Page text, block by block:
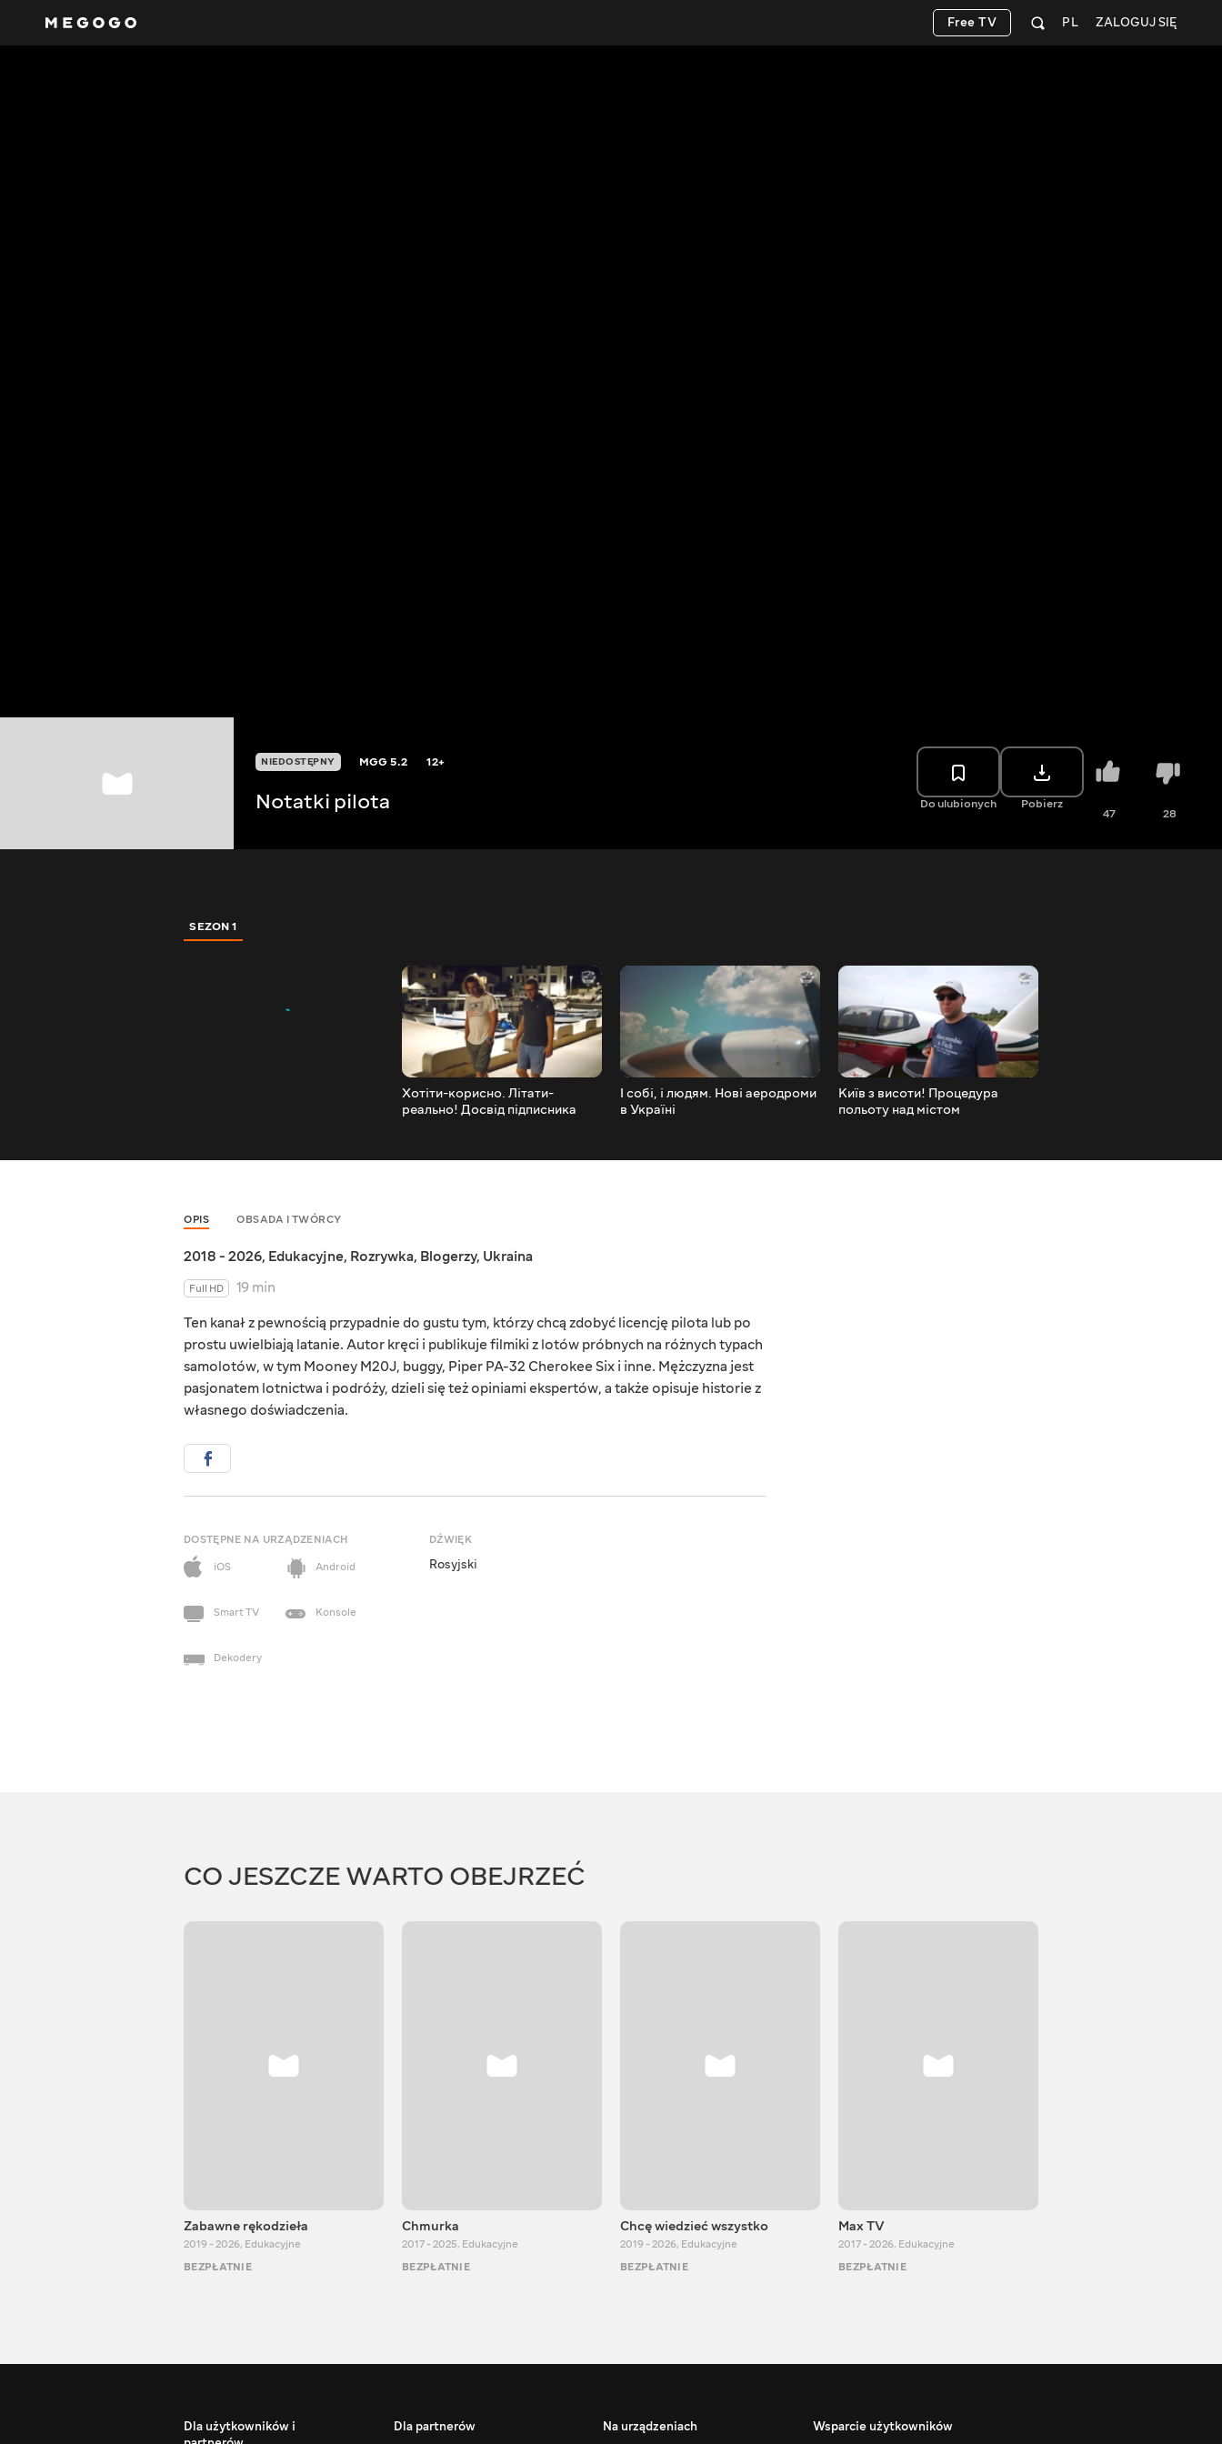
ZALOGUJ SIĘ
PL
Free TV
NIEDOSTĘPNY MGG5.2 12+
Notatki pilota Do ulubionych Pobierz
47 28
SEZON 1
Хотіти-корисно. Літати-
реально! Досвід підписника
І собі, і людям. Нові аеродроми
в Україні
Київ з висоти! Процедура
польоту над містом
OPIS OBSADA I TWÓRCY
2018 - 2026, Edukacyjne, Rozrywka, Blogerzy, Ukraina
Full HD
19 min
Ten kanał z pewnością przypadnie do gustu tym, którzy chcą zdobyć licencję pilota lub po
prostu uwielbiają latanie. Autor kręci i publikuje filmiki z lotów próbnych na różnych typach
samolotów, w tym Mooney M20J, buggy, Piper PA-32 Cherokee Six i inne. Mężczyzna jest
pasjonatem lotnictwa i podróży, dzieli się też opiniami ekspertów, a także opisuje historie z
własnego doświadczenia.
DOSTĘPNE NA URZĄDZENIACH
iOS
Android
Smart TV Konsole
Dekodery
DŹWIĘK
Rosyjski
CO JESZCZE WARTO OBEJRZEĆ
Zabawne rękodzieła
2019 - 2026, Edukacyjne
BEZPŁATNIE
Chmurka
2017 - 2025, Edukacyjne
BEZPŁATNIE
Chcę wiedzieć wszystko
2019 - 2026, Edukacyjne
BEZPŁATNIE
Max TV
2017 - 2026, Edukacyjne
BEZPŁATNIE
Dla użytkowników i
Dla partnerów Na urządzeniach Wsparcie użytkowników